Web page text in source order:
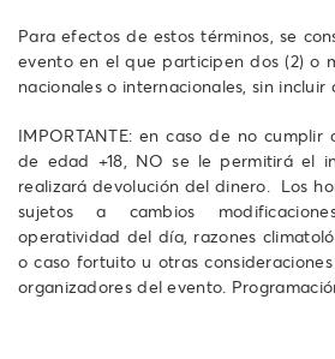
Para efectos de estos términos, se
evento en el que participen dos (2) o
nacionales o internacionales, sin incluir
IMPORTANTE: en caso de no
de edad +18, NO se le permitirá el
realizará devolución del dinero. Los
sujetos a cambios
operatividad del día, razones
o caso fortuito u otras
organizadores del evento.